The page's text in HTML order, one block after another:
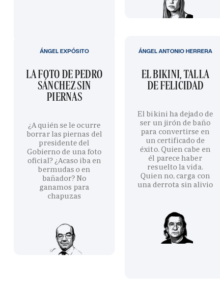
LA FOTO DE PEDRO
SÁNCHEZ SIN
PIERNAS
¿A quién se le ocurre
borrar las piernas del
presidente del
Gobierno de una foto
oficial? ¿Acaso iba en
bermudas o en
bañador? No
ganamos para
chapuzas
ÁNGEL EXPÓSITO
EL BIKINI, TALLA
DE FELICIDAD
El bikini ha dejado de
ser un jirón de baño
para convertirse en
un certificado de
éxito. Quien cabe en
él parece haber
resuelto la vida.
Quien no, carga con
una derrota sin alivio
ÁNGEL ANTONIO HERRERA